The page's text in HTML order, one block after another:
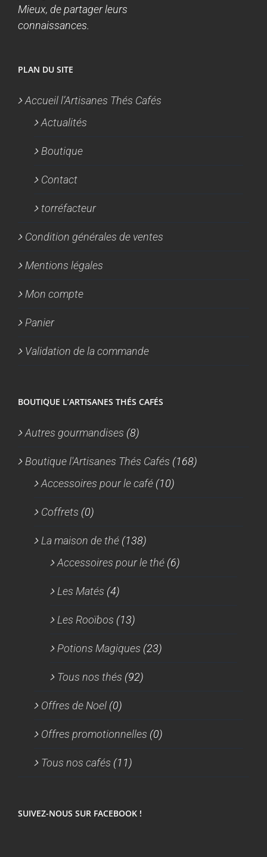
Mieux, de partager leurs
connaissances.
PLAN DU SITE
Accueil l’Artisanes Thés Cafés
Actualités
Boutique
Contact
torréfacteur
Condition générales de ventes
Mentions légales
Mon compte
Panier
Validation de la commande
BOUTIQUE L’ARTISANES THÉS CAFÉS
Autres gourmandises (8)
Boutique l'Artisanes Thés Cafés (168)
Accessoires pour le café (10)
Coffrets (0)
La maison de thé (138)
Accessoires pour le thé (6)
Les Matés (4)
Les Rooïbos (13)
Potions Magiques (23)
Tous nos thés (92)
Offres de Noel (0)
Offres promotionnelles (0)
Tous nos cafés (11)
SUIVEZ-NOUS SUR FACEBOOK !